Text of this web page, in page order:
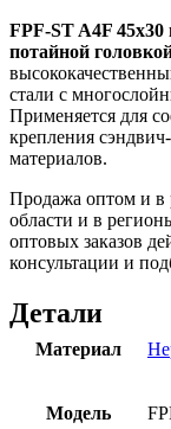
FPF-ST A4F
потайной
стали с
Применяется для
крепления
материалов.
Продажа оптом и в
области и в
оптовых заказов
консультации и
Детали
Материал
Модель